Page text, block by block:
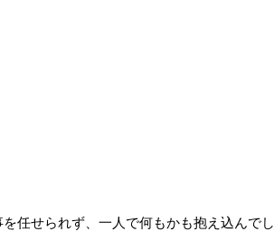
任せられず、一人で何もかも抱え込んでし